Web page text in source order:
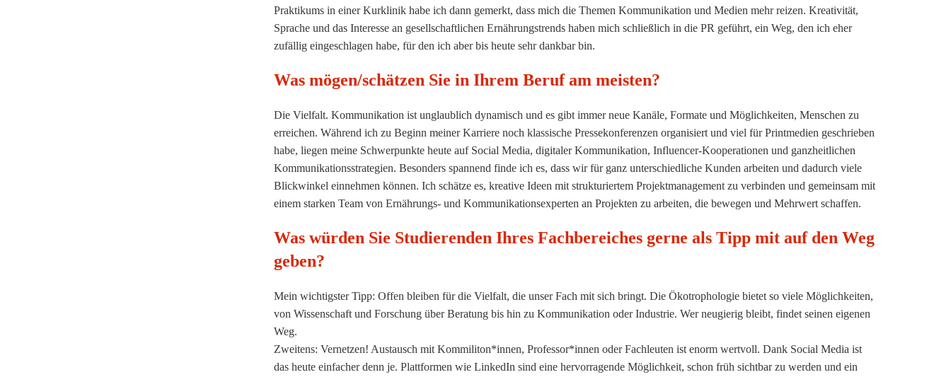
Praktikums in einer Kurklinik habe ich dann gemerkt, dass mich die Themen Kommunikation und Medien mehr reizen. Kreativität,
Sprache und das Interesse an gesellschaftlichen Ernährungstrends haben mich schließlich in die PR geführt, ein Weg, den ich eher
zufällig eingeschlagen habe, für den ich aber bis heute sehr dankbar bin.
Was mögen/schätzen Sie in Ihrem Beruf am meisten?
Die Vielfalt. Kommunikation ist unglaublich dynamisch und es gibt immer neue Kanäle, Formate und Möglichkeiten, Menschen zu
erreichen. Während ich zu Beginn meiner Karriere noch klassische Pressekonferenzen organisiert und viel für Printmedien geschrieben
habe, liegen meine Schwerpunkte heute auf Social Media, digitaler Kommunikation, Influencer-Kooperationen und ganzheitlichen
Kommunikationsstrategien. Besonders spannend finde ich es, dass wir für ganz unterschiedliche Kunden arbeiten und dadurch viele
Blickwinkel einnehmen können. Ich schätze es, kreative Ideen mit strukturiertem Projektmanagement zu verbinden und gemeinsam mit
einem starken Team von Ernährungs- und Kommunikationsexperten an Projekten zu arbeiten, die bewegen und Mehrwert schaffen.
Was würden Sie Studierenden Ihres Fachbereiches gerne als Tipp mit auf den Weg
geben?
Mein wichtigster Tipp: Offen bleiben für die Vielfalt, die unser Fach mit sich bringt. Die Ökotrophologie bietet so viele Möglichkeiten,
von Wissenschaft und Forschung über Beratung bis hin zu Kommunikation oder Industrie. Wer neugierig bleibt, findet seinen eigenen
Weg.
Zweitens: Vernetzen! Austausch mit Kommiliton*innen, Professor*innen oder Fachleuten ist enorm wertvoll. Dank Social Media ist
das heute einfacher denn je. Plattformen wie LinkedIn sind eine hervorragende Möglichkeit, schon früh sichtbar zu werden und ein